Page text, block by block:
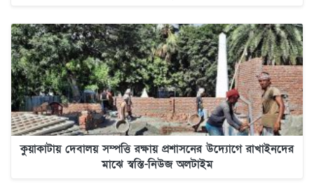
কুয়াকাটায় দেবালয় সম্পত্তি রক্ষায় প্রশাসনের উদ্যোগে রাখাইনদের
মাঝে স্বস্তি-নিউজ অলটাইম